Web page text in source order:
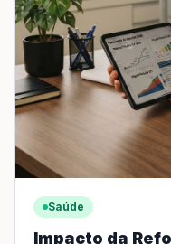
Saúde
Impacto da